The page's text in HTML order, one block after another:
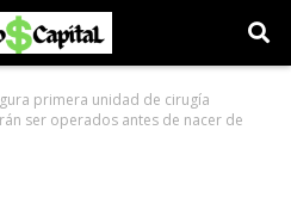
primera unidad de cirugía
ser operados antes de nacer de